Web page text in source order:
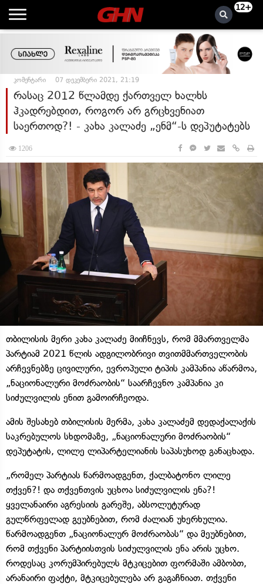
12+
კომენტარი 07 დეკემბერი 2021, 21:19
რასაც 2012 წლამდე ქართველ ხალხს
ჰკადრებდით, როგორ არ გრცხვენიათ
საერთოდ?! - კახა კალაძე „ენმ“-ს დეპუტატებს
1206
თბილისის მერი კახა კალაძე მიიჩნევს, რომ მმართველმა
პარტიამ 2021 წლის ადგილობრივი თვითმმართველობის
არჩევნებზე ცივილური, ევროპული ტიპის კამპანია აწარმოა,
„ნაციონალური მოძრაობის“ საარჩევნო კამპანია კი
სიძულვილის ენით გამოირჩეოდა.
ამის შესახებ თბილისის მერმა, კახა კალაძემ დედაქალაქის
საკრებულოს სხდომაზე, „ნაციონალური მოძრაობის“
დეპუტატის, ლილე ლიპარტელიანის საპასუხოდ განაცხადა.
„რომელ პარტიას წარმოადგენთ, ქალბატონო ლილე
თქვენ?! და თქვენთვის უცხოა სიძულვილის ენა?!
ყველანაირი აგრესიის გარეშე, აბსოლუტურად
გულწრფელად გეუბნებით, რომ ძალიან უხერხულია.
წარმოადგენთ „ნაციონალურ მოძრაობას“ და მეუბნებით,
რომ თქვენი პარტიისთვის სიძულვილის ენა არის უცხო.
როდესაც კორუმპირებულს მტკიცებით ფორმაში ამბობთ,
არანაირი ფაქტი, მტკიცებულება არ გაგაჩნიათ. თქვენი